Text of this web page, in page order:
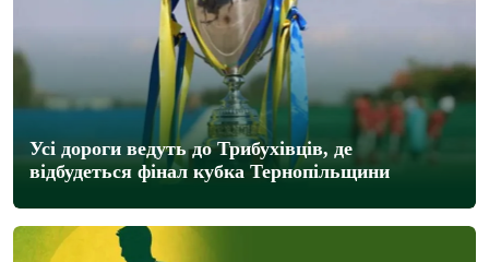
Усі дороги ведуть до Трибухівців, де
відбудеться фінал кубка Тернопільщини